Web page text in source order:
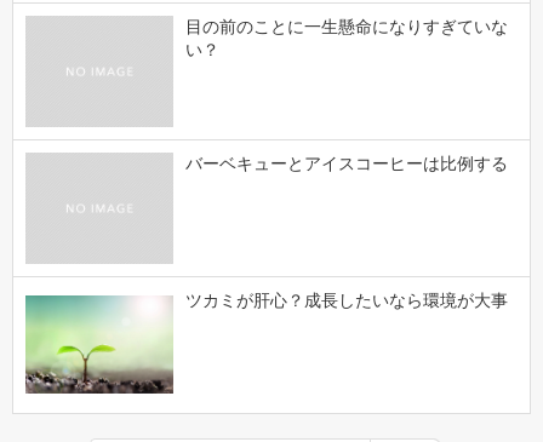
目の前のことに一生懸命になりすぎていな
い？
バーベキューとアイスコーヒーは比例する
ツカミが肝心？成長したいなら環境が大事